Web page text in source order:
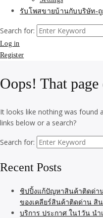
รับโพสขายบ้านกับบริษัท-ถู
Search for:
Log in
Register
Oops! That page
It looks like nothing was found
links below or a search?
Search for:
Recent Posts
ชิปปิ้งแก้ปัญหาสินค้าติดด่
ของเคลียร์สินค้าติดด่าน สิ
บริการ ประกาศ ใน1วัน น